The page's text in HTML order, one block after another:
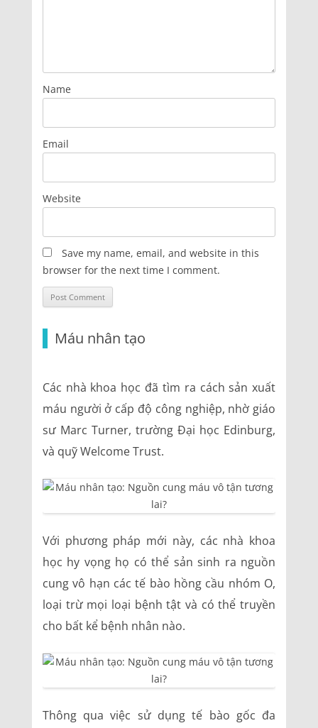
Name
Email
Website
Save my name, email, and website in this
browser for the next time I comment.
Máu nhân tạo
Các nhà khoa học đã tìm ra cách sản xuất
máu người ở cấp độ công nghiệp, nhờ giáo
sư Marc Turner, trường Đại học Edinburg,
và quỹ Welcome Trust.
Với phương pháp mới này, các nhà khoa
học hy vọng họ có thể sản sinh ra nguồn
cung vô hạn các tế bào hồng cầu nhóm O,
loại trừ mọi loại bệnh tật và có thể truyền
cho bất kể bệnh nhân nào.
Thông qua việc sử dụng tế bào gốc đa